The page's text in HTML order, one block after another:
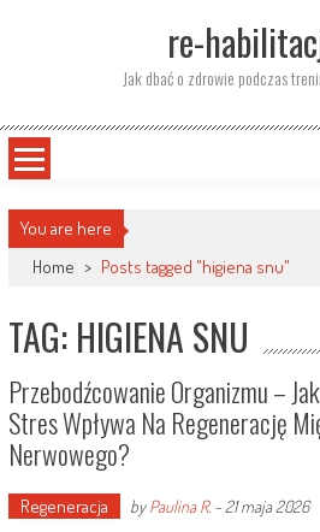
re-
Jak dbać o zdrowie podczas
You are here
Home > Posts tagged "higiena snu"
TAG: HIGIENA SNU
Przebodźcowanie Organizmu –
Stres Wpływa Na Regenerację
Nerwowego?
Regeneracja byPaulina R.- 21 maja 2026